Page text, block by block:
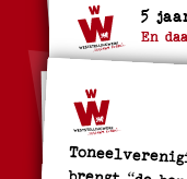
5
En
brengt “de